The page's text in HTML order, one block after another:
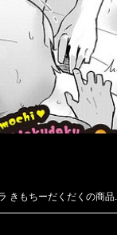
きもちーだくだくの商品